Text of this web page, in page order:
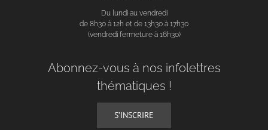
Du lundi au vendredi
de 8h30 à 12h et de 13h30 à 17h30
(vendredi fermeture à 16h30)
Abonnez-vous à nos infolettres
thématiques !
S’INSCRIRE